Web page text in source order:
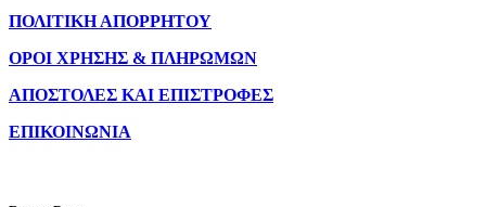
ΠΟΛΙΤΙΚΗ ΑΠΟΡΡΗΤΟΥ
ΟΡΟΙ ΧΡΗΣΗΣ & ΠΛΗΡΩΜΩΝ
ΑΠΟΣΤΟΛΕΣ ΚΑΙ ΕΠΙΣΤΡΟΦΕΣ
ΕΠΙΚΟΙΝΩΝΙΑ